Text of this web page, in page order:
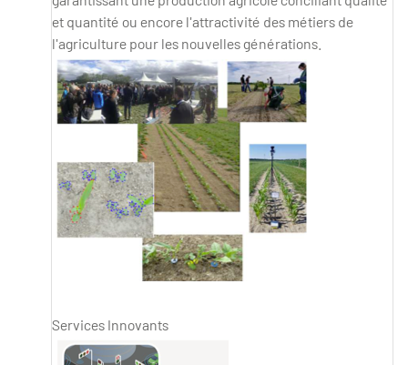
et quantité ou encore l'attractivité des métiers de
l'agriculture pour les nouvelles générations.
Services Innovants